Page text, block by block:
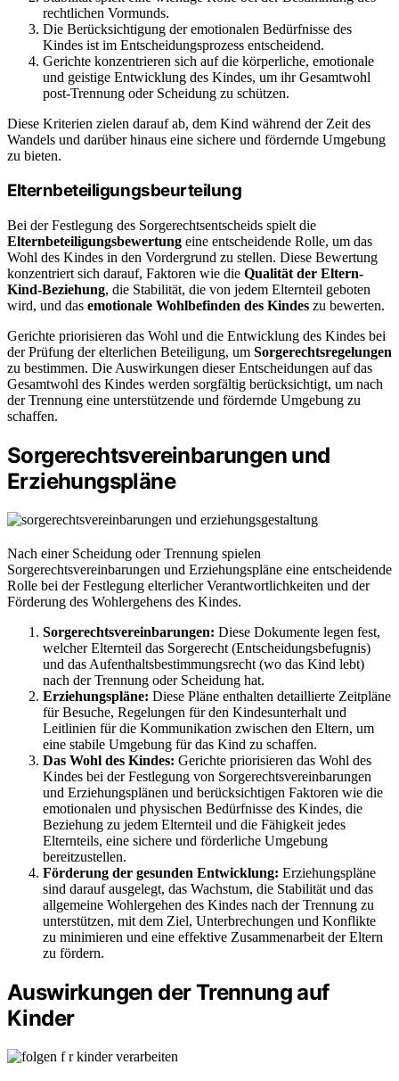
rechtlichen Vormunds.
Die Berücksichtigung der emotionalen Bedürfnisse des
Kindes ist im Entscheidungsprozess entscheidend.
Gerichte konzentrieren sich auf die körperliche, emotionale
und geistige Entwicklung des Kindes, um ihr Gesamtwohl
post-Trennung oder Scheidung zu schützen.
Diese Kriterien zielen darauf ab, dem Kind während der Zeit des
Wandels und darüber hinaus eine sichere und fördernde Umgebung
zu bieten.
Elternbeteiligungsbeurteilung
Bei der Festlegung des Sorgerechtsentscheids spielt die
Elternbeteiligungsbewertung eine entscheidende Rolle, um das
Wohl des Kindes in den Vordergrund zu stellen. Diese Bewertung
konzentriert sich darauf, Faktoren wie die Qualität der Eltern-
Kind-Beziehung, die Stabilität, die von jedem Elternteil geboten
wird, und das emotionale Wohlbefinden des Kindes zu bewerten.
Gerichte priorisieren das Wohl und die Entwicklung des Kindes bei
der Prüfung der elterlichen Beteiligung, um Sorgerechtsregelungen
zu bestimmen. Die Auswirkungen dieser Entscheidungen auf das
Gesamtwohl des Kindes werden sorgfältig berücksichtigt, um nach
der Trennung eine unterstützende und fördernde Umgebung zu
schaffen.
Sorgerechtsvereinbarungen und
Erziehungspläne
Nach einer Scheidung oder Trennung spielen
Sorgerechtsvereinbarungen und Erziehungspläne eine entscheidende
Rolle bei der Festlegung elterlicher Verantwortlichkeiten und der
Förderung des Wohlergehens des Kindes.
Sorgerechtsvereinbarungen: Diese Dokumente legen fest,
welcher Elternteil das Sorgerecht (Entscheidungsbefugnis)
und das Aufenthaltsbestimmungsrecht (wo das Kind lebt)
nach der Trennung oder Scheidung hat.
Erziehungspläne: Diese Pläne enthalten detaillierte Zeitpläne
für Besuche, Regelungen für den Kindesunterhalt und
Leitlinien für die Kommunikation zwischen den Eltern, um
eine stabile Umgebung für das Kind zu schaffen.
Das Wohl des Kindes: Gerichte priorisieren das Wohl des
Kindes bei der Festlegung von Sorgerechtsvereinbarungen
und Erziehungsplänen und berücksichtigen Faktoren wie die
emotionalen und physischen Bedürfnisse des Kindes, die
Beziehung zu jedem Elternteil und die Fähigkeit jedes
Elternteils, eine sichere und förderliche Umgebung
bereitzustellen.
Förderung der gesunden Entwicklung: Erziehungspläne
sind darauf ausgelegt, das Wachstum, die Stabilität und das
allgemeine Wohlergehen des Kindes nach der Trennung zu
unterstützen, mit dem Ziel, Unterbrechungen und Konflikte
zu minimieren und eine effektive Zusammenarbeit der Eltern
zu fördern.
Auswirkungen der Trennung auf
Kinder